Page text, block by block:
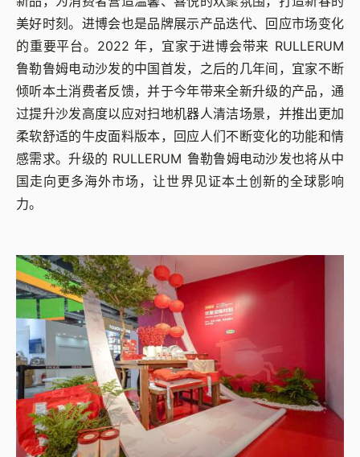
美好时刻。进博会也是品牌展示产品迭代、回应市场变化
的重要平台。2022 年，宜家于进博会带来 RULLERUM
鲁勒鲁姆电动沙发的中国首发，之后的几年间，宜家不断
倾听本土消费者反馈，并于今年带来全新升级的产品，通
过提升沙发高度以应对扫地机器人清洁场景，并推出更加
柔软舒适的牛皮面料版本，回应人们不断变化的功能和情
感需求。升级的 RULLERUM 鲁勒鲁姆电动沙发也将从中
国走向更多海外市场，让世界见证本土创新的全球影响
力。